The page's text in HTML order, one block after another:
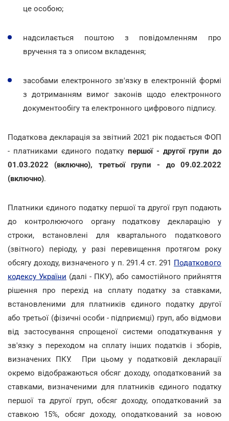
це особою;
надсилається поштою з повідомленням про
вручення та з описом вкладення;
засобами електронного зв'язку в електронній формі
з дотриманням вимог законів щодо електронного
документообігу та електронного цифрового підпису.
Податкова декларація за звітний 2021 рік подається ФОП
- платниками єдиного податку першої - другої групи до
01.03.2022 (включно), третьої групи - до 09.02.2022
(включно).
Платники єдиного податку першої та другої груп подають
до контролюючого органу податкову декларацію у
строки, встановлені для квартального податкового
(звітного) періоду, у разі перевищення протягом року
обсягу доходу, визначеного у п. 291.4 ст. 291 Податкового
кодексу України (далі - ПКУ), або самостійного прийняття
рішення про перехід на сплату податку за ставками,
встановленими для платників єдиного податку другої
або третьої (фізичні особи - підприємці) груп, або відмови
від застосування спрощеної системи оподаткування у
зв'язку з переходом на сплату інших податків і зборів,
визначених ПКУ. При цьому у податковій декларації
окремо відображаються обсяг доходу, оподаткований за
ставками, визначеними для платників єдиного податку
першої та другої груп, обсяг доходу, оподаткований за
ставкою 15%, обсяг доходу, оподаткований за новою